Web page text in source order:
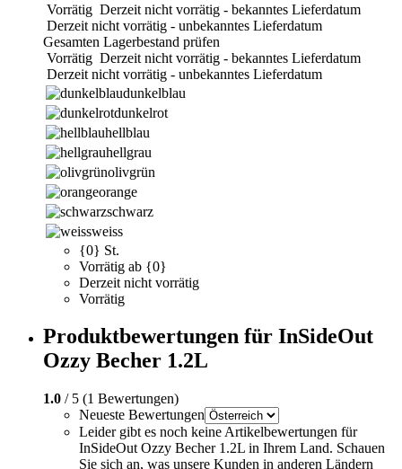
Vorrätig Derzeit nicht vorrätig - bekanntes Lieferdatum
Derzeit nicht vorrätig - unbekanntes Lieferdatum
Gesamten Lagerbestand prüfen
Vorrätig Derzeit nicht vorrätig - bekanntes Lieferdatum
Derzeit nicht vorrätig - unbekanntes Lieferdatum
dunkelblau
dunkelrot
hellblau
hellgrau
olivgrün
orange
schwarz
weiss
{0} St.
Vorrätig ab {0}
Derzeit nicht vorrätig
Vorrätig
Produktbewertungen für InSideOut
Ozzy Becher 1.2L
1.0 / 5 (1 Bewertungen)
Neueste Bewertungen
Leider gibt es noch keine Artikelbewertungen für
InSideOut Ozzy Becher 1.2L in Ihrem Land. Schauen
Sie sich an, was unsere Kunden in anderen Ländern